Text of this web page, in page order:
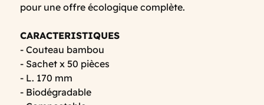
pour une offre écologique complète.
CARACTERISTIQUES
- Couteau bambou
- Sachet x 50 pièces
- L. 170 mm
- Biodégradable